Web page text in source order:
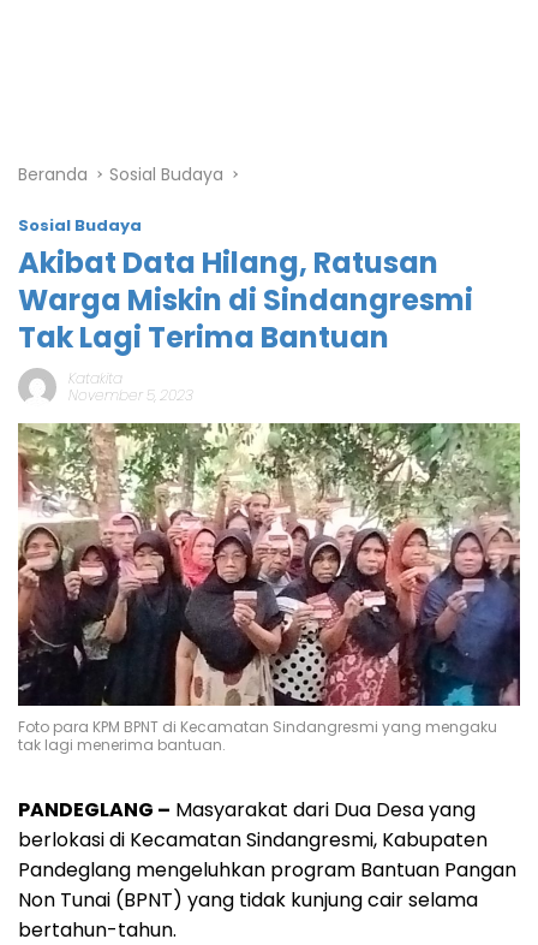
Beranda Sosial Budaya
Sosial Budaya
Akibat Data Hilang, Ratusan
Warga Miskin di Sindangresmi
Tak Lagi Terima Bantuan
Katakita
November 5, 2023
Foto para KPM BPNT di Kecamatan Sindangresmi yang mengaku
tak lagi menerima bantuan.
PANDEGLANG – Masyarakat dari Dua Desa yang
berlokasi di Kecamatan Sindangresmi, Kabupaten
Pandeglang mengeluhkan program Bantuan Pangan
Non Tunai (BPNT) yang tidak kunjung cair selama
bertahun-tahun.